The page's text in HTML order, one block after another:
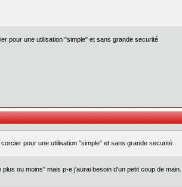
pour une utilisation "simple" et sans grande securité
pour une utilisation "simple" et sans grande securité
ou moins" mais p-e j'aurai besoin d'un petit coup de main...